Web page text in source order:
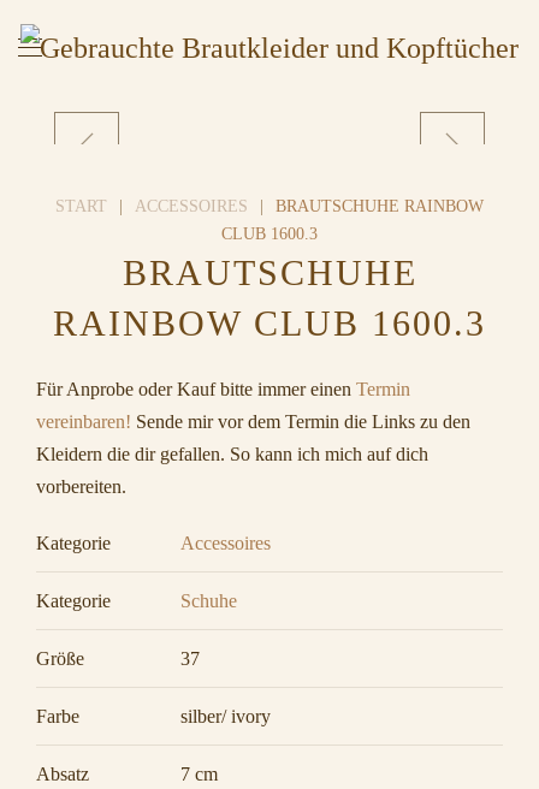
START ACCESSOIRES
BRAUTSCHUHE RAINBOW
CLUB 1600.3
BRAUTSCHUHE
RAINBOW CLUB 1600.3
Für Anprobe oder Kauf bitte immer einen Termin
vereinbaren! Sende mir vor dem Termin die Links zu den
Kleidern die dir gefallen. So kann ich mich auf dich
vorbereiten.
Kategorie Accessoires
Kategorie Schuhe
Größe 37
Farbe silber/ ivory
Absatz 7 cm